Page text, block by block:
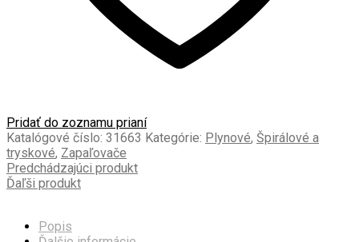
Pridať do zoznamu prianí
Katalógové číslo: 31663 Kategórie: Plynové, Špirálové a
tryskové, Zapaľovače
Predchádzajúci produkt
Ďaľši produkt
Popis